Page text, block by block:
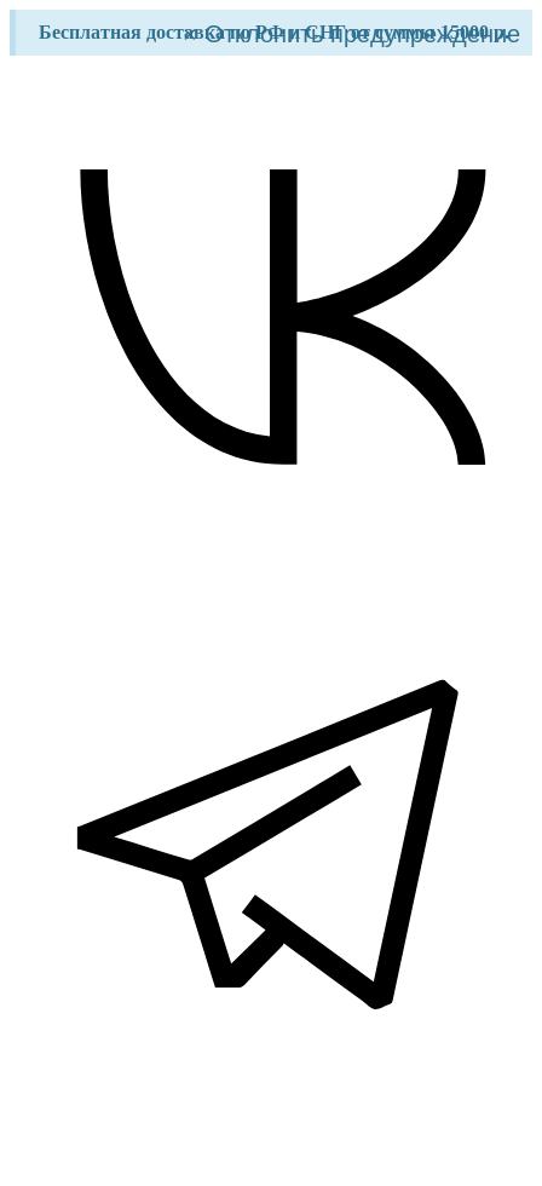
содержимому
Бесплатная доставка по РФ и СНГ от суммы 15000 р.
× Отклонить предупреждение